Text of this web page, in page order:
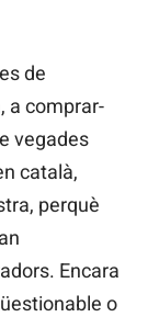
de
a comprar-
vegades
català,
perquè
Encara
o